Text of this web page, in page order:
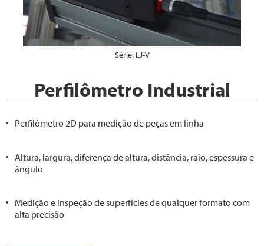
Série: LJ-V
Perfilômetro Industrial
Perfilômetro 2D para medição de peças em linha
Altura, largura, diferença de altura, distância, raio, espessura e
ângulo
Medição e inspeção de superfícies de qualquer formato com
alta precisão